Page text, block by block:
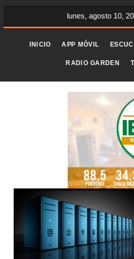
lunes, agosto 10,
INICIO APP MÓVIL
RADIO GARDEN